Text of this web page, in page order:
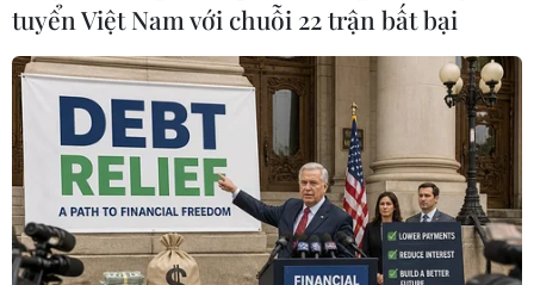
#Trung Quốc #Tajikistan #Ukraine
#SCO
#Lệnh trừng phạt
#Tổng thống Nga
#Vladimir Putin
tuyển Việt Nam với chuỗi 22 trận bất bại